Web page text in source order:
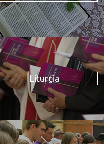
Liturgia